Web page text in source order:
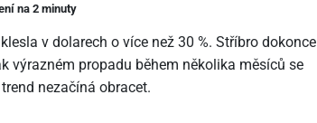
na 2 minuty
v dolarech o více než 30 %. Stříbro dokonce
výrazném propadu během několika měsíců se
nezačíná obracet.